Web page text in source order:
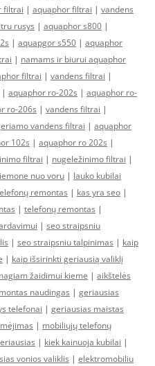
filtrai | aquaphor filtrai | vandens
rusys | aquaphor s800 |
| aquapgor s550 | aquaphor
| namams ir biurui aquaphor
filtrai | vandens filtrai |
| aquaphor ro-202s | aquaphor ro-
ro-206s | vandens filtrai |
vandens filtrai | aquaphor
102s | aquaphor ro 202s |
filtrai | nugeležinimo filtrai |
nuo voru | lauko kubilai
remontas | kas yra seo |
| telefonų remontas |
| seo straipsniu
| seo straipsniu talpinimas | kaip
| kaip išsirinkti geriausią valiklį
žaidimui kieme | aikštelės
naudingas | geriausias
telefonai | geriausias maistas
| mobiliųjų telefonų
| kiek kainuoja kubilai |
vonios valiklis | elektromobiliu